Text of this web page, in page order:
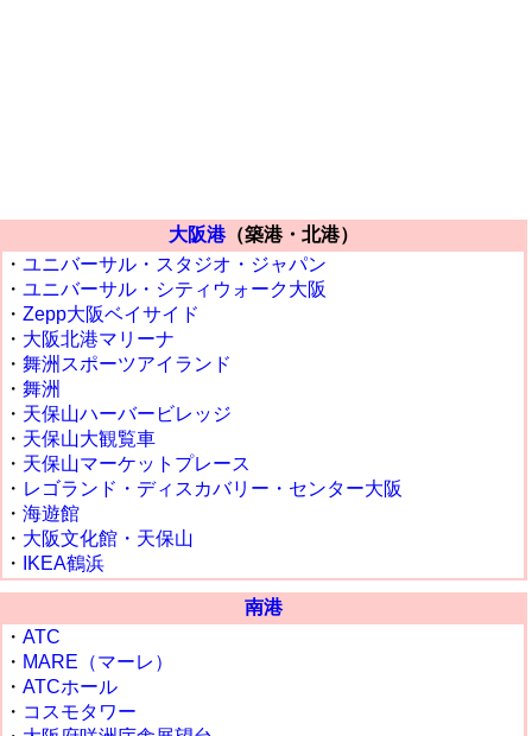
大阪港（築港・北港）
・ ユニバーサル・スタジオ・ジャパン
・ ユニバーサル・シティウォーク大阪
・ Zepp大阪ベイサイド
・ 大阪北港マリーナ
・ 舞洲スポーツアイランド
・ 舞洲
・ 天保山ハーバービレッジ
・ 天保山大観覧車
・ 天保山マーケットプレース
・ レゴランド・ディスカバリー・センター大阪
・ 海遊館
・ 大阪文化館・天保山
・
IKEA鶴浜
南港
・ ATC
・ MARE（マーレ）
・ ATCホール
・ コスモタワー